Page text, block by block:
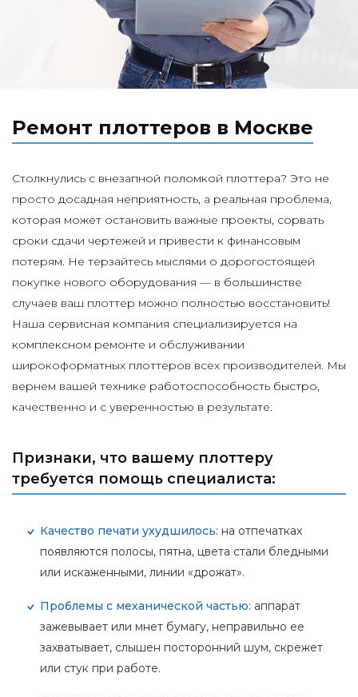
Ремонт плоттеров в Москве
Столкнулись с внезапной поломкой плоттера? Это не
просто досадная неприятность, а реальная проблема,
которая может остановить важные проекты, сорвать
сроки сдачи чертежей и привести к финансовым
потерям. Не терзайтесь мыслями о дорогостоящей
покупке нового оборудования — в большинстве
случаев ваш плоттер можно полностью восстановить!
Наша сервисная компания специализируется на
комплексном ремонте и обслуживании
широкоформатных плоттеров всех производителей. Мы
вернем вашей технике работоспособность быстро,
качественно и с уверенностью в результате.
Признаки, что вашему плоттеру
требуется помощь специалиста:
Качество печати ухудшилось: на отпечатках
появляются полосы, пятна, цвета стали бледными
или искаженными, линии «дрожат».
Проблемы с механической частью: аппарат
зажевывает или мнет бумагу, неправильно ее
захватывает, слышен посторонний шум, скрежет
или стук при работе.